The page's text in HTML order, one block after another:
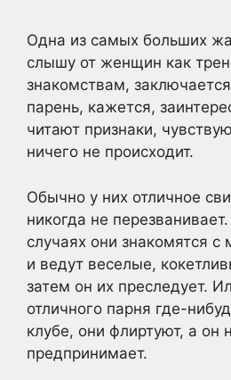
Одна из самых больших
слышу от женщин как
знакомствам,
парень, кажется,
читают признаки,
ничего не происходит.
Обычно у них отличное
никогда не
случаях они знакомятся
и ведут веселые,
затем он их преследует.
отличного парня где-
клубе, они флиртуют, а он
предпринимает.